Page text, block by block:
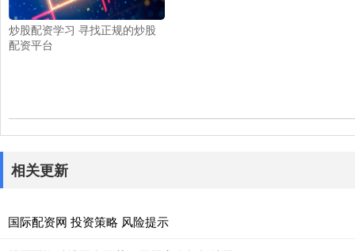
炒股配资学习 寻找正规的炒股
配资平台
相关更新
国际配资网 投资策略 风险提示